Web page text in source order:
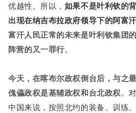
优越性。所以， 如果不是叶利钦的
出现在纳吉布拉政府领导下的阿富
富汗人民正常的未来是叶利钦集团
阵营的又一罪行。
今天，在喀布尔政权倒台后，与之
傀儡政权是基辅政权和台北政权 。
中国来说，按照北约的装备、训练